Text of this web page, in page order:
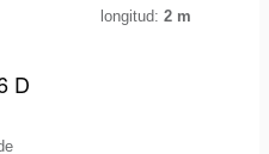
D
longitud: 2 m